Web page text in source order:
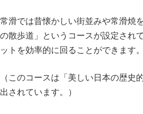
常滑では昔懐かしい街並みや常滑焼
の散歩道」というコースが設定され
ットを効率的に回ることができます。
（このコースは「美しい日本の歴史
出されています。）